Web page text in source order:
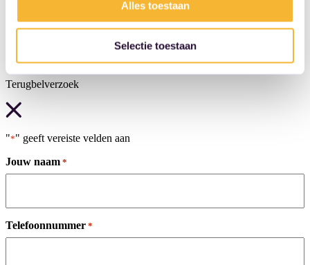
Alles toestaan
Selectie toestaan
€ 9.950,-
Bekijk deze deal
Terugbelverzoek
"*" geeft vereiste velden aan
Jouw naam *
Telefoonnummer *